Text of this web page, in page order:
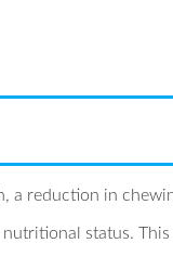
a reduction in
status.